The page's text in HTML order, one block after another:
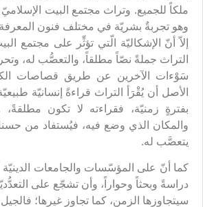
ملكاً للجميع. وتراث مجتمع البيت
وهو تجربةٌ بشريّة في مختلف فنون المعرفة
إلاّ أنّ الإشكاليّة الّتي تؤثِّر على مجتمع
التراث جملةً نصّاً مطلقاً، والتعصُّب له،
سَوْءات الآخرين عن طريق قصاصات
الأصل أن يُقْرَأ التراث قراءةً إنسانيّة
بفترةٍ زمنيّة، فقراءته لا تكون مطلقةً،
والمكان الذي وضع فيه، فيُستفاد من
يتعصَّب له.
كما أنّ على المؤسّسات والجامعات الدينيّة
دراسةً وبحثاً وحواراً، وأن تشجّع على التعدُّديّة
سيتجاوزها الزمن، كما تجاوز غيرها؛ فالجيل